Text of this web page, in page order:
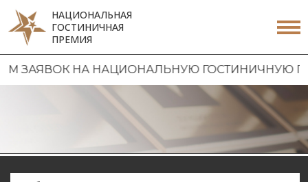
НАЦИОНАЛЬНАЯ
ГОСТИНИЧНАЯ
ПРЕМИЯ
НА НАЦИОНАЛЬНУЮ ГОСТИНИЧНУЮ